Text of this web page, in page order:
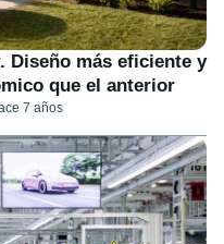
Diseño más eficiente y
que el anterior
7 años